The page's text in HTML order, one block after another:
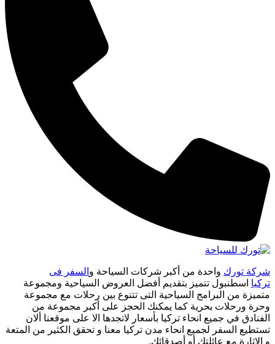
شركة تورك واحدة من أكبر شركات السياحة و السفر فى
تركيا اسطنبول تتميز بتقديم أفضل العروض السياحية ومجموعة
متميزة من البرامج السياحية التى تتنوع بين رحلات مع مجموعة
وحرة ورحلات بحرية كما يمكنك الحجز على أكبر مجموعة من
الفنادق في جميع انحاء تركيا بأسعار لاتجدها الا على موقعنا ألان
تستطيع السفر لجميع انحاء مدن تركيا معنا و تحقق الكثير من المتعة
و الاثارة مع عائلتك أو أصدقائك.